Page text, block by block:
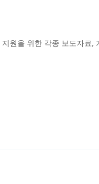
원을 위한 각종 보도자료